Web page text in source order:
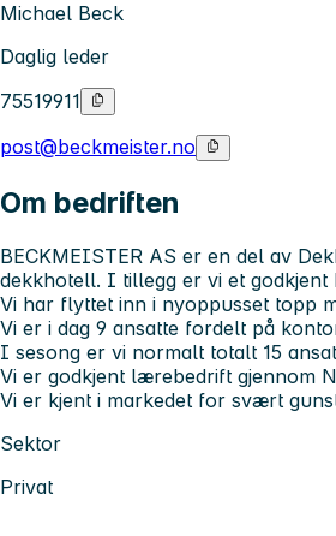
Michael Beck
Daglig leder
75519911
post@beckmeister.no
Om bedriften
BECKMEISTER AS er en del av
dekkhotell. I tillegg er vi et
Vi har flyttet inn i nyoppusset topp
Vi er i dag 9 ansatte fordelt på
I sesong er vi normalt totalt 15
Vi er godkjent lærebedrift gjennom
Vi er kjent i markedet for svært
Sektor
Privat